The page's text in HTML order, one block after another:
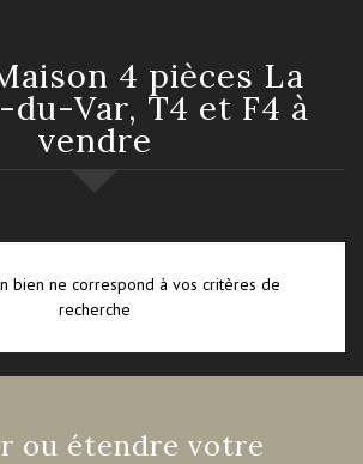
Var, T4 et F4 à
vendre
bien ne correspond à vos critères de
recherche